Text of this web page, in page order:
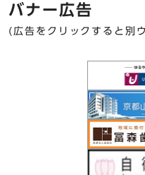
バナー広告
(広告をクリックすると別